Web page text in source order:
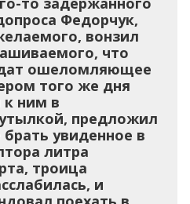
Федорчук,
вонзил
что
ошеломляющее
того же дня
ним в
предложил
брать увиденное в
литра
троица
и